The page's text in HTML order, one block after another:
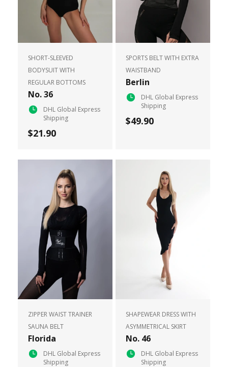
SHORT-SLEEVED
BODYSUIT WITH
REGULAR BOTTOMS
No. 36
DHL Global Express
Shipping
$21.90
SPORTS BELT WITH EXTRA
WAISTBAND
Berlin
DHL Global Express
Shipping
$49.90
ZIPPER WAIST TRAINER
SAUNA BELT
Florida
DHL Global Express
Shipping
SHAPEWEAR DRESS WITH
ASYMMETRICAL SKIRT
No. 46
DHL Global Express
Shipping